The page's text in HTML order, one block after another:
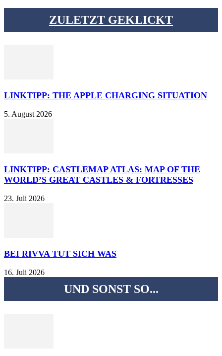
ZULETZT GEKLICKT
LINKTIPP: THE APPLE CHARGING SITUATION
5. August 2026
LINKTIPP: CASTLEMAP ATLAS: MAP OF THE
WORLD’S GREAT CASTLES & FORTRESSES
23. Juli 2026
BEI RIVVA TUT SICH WAS
16. Juli 2026
UND SONST SO...